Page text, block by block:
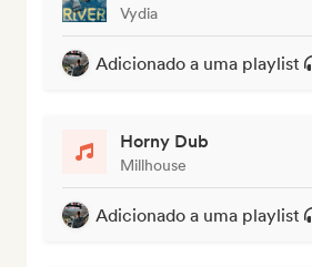
Vydia
Adicionado a uma playlist
Horny Dub
Millhouse
Adicionado a uma playlist